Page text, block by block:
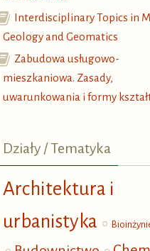
Interdisciplinary Topics in
Geology and Geomatics
Zabudowa usługowo-
mieszkaniowa. Zasady,
uwarunkowania i formy
Działy / Tematyka
Architektura i
urbanistyka